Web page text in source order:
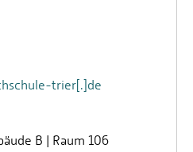
trier[.]de
B | Raum 106